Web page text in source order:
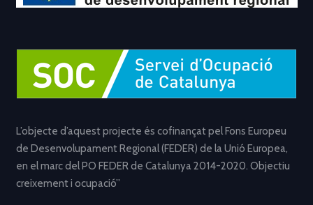
L’objecte d’aquest projecte és cofinançat pel Fons Europeu
de Desenvolupament Regional (FEDER) de la Unió Europea,
en el marc del PO FEDER de Catalunya 2014-2020. Objectiu
creixement i ocupació”